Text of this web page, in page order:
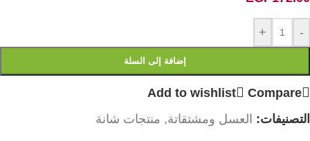
-
+
إضافة إلى السلة
Compare
Add to wishlist
التصنيفات: العسل ومشتقاتة, منتجات شانة